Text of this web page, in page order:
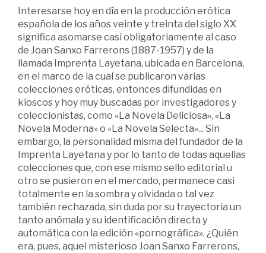
Interesarse hoy en día en la producción erótica
española de los años veinte y treinta del siglo XX
significa asomarse casi obligatoriamente al caso
de Joan Sanxo Farrerons (1887-1957) y de la
llamada Imprenta Layetana, ubicada en Barcelona,
en el marco de la cual se publicaron varias
colecciones eróticas, entonces difundidas en
kioscos y hoy muy buscadas por investigadores y
coleccionistas, como «La Novela Deliciosa», «La
Novela Moderna» o «La Novela Selecta»... Sin
embargo, la personalidad misma del fundador de la
Imprenta Layetana y por lo tanto de todas aquellas
colecciones que, con ese mismo sello editorial u
otro se pusieron en el mercado, permanece casi
totalmente en la sombra y olvidada o tal vez
también rechazada, sin duda por su trayectoria un
tanto anómala y su identificación directa y
automática con la edición «pornográfica». ¿Quién
era, pues, aquel misterioso Joan Sanxo Farrerons,